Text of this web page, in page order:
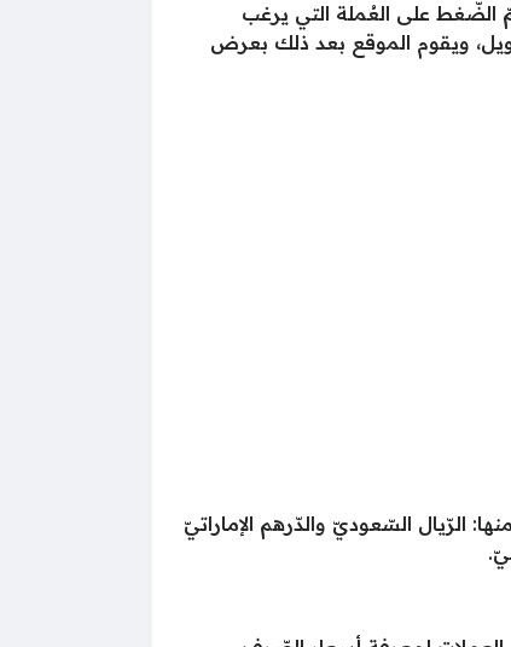
الضّغط على العُملة التي يرغب
ويقوم الموقع بعد ذلك بعرض
الرّيال السّعوديّ والدّرهم الإماراتيّ